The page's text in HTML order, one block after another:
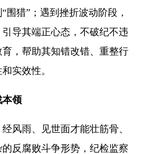
围猎”；遇到挫折波动阶段，
导其端正心态，不破纪不违
，帮助其知错改错、重整行
实效性。
领
雨、见世面才能壮筋骨、
反腐败斗争形势，纪检监察